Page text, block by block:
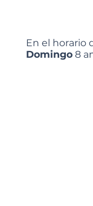
En el horario
Domingo8